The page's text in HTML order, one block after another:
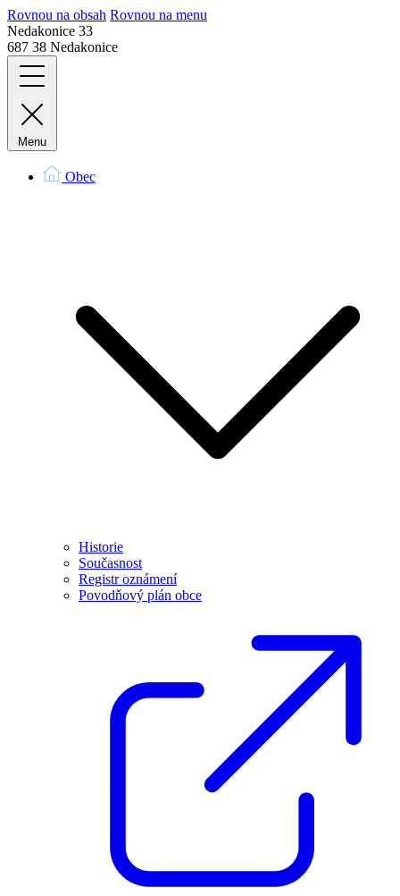
Rovnou na obsah Rovnou na menu
Nedakonice 33
687 38 Nedakonice
Menu
Obec
Historie
Současnost
Registr oznámení
Povodňový plán obce